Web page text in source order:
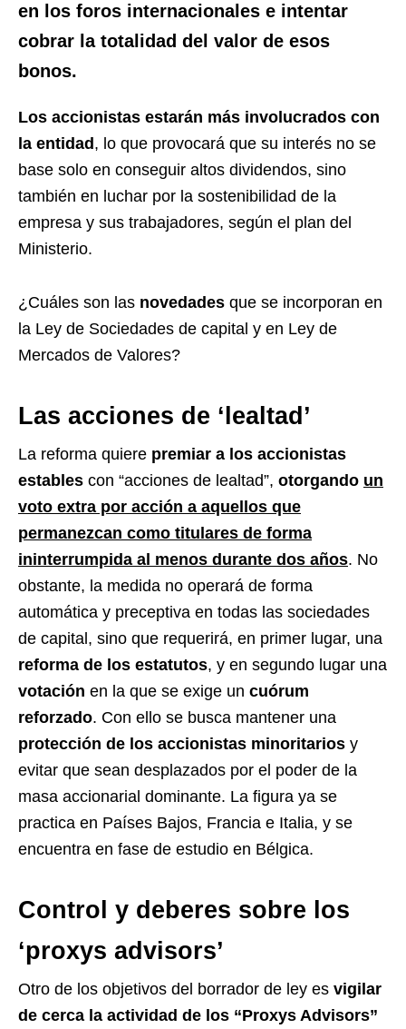
en los foros internacionales e intentar
cobrar la totalidad del valor de esos
bonos.
Los accionistas estarán más involucrados con
la entidad , lo que provocará que su interés no se
base solo en conseguir altos dividendos, sino
también en luchar por la sostenibilidad de la
empresa y sus trabajadores, según el plan del
Ministerio.
¿Cuáles son las novedades que se incorporan en
la Ley de Sociedades de capital y en Ley de
Mercados de Valores?
Las acciones de ‘lealtad’
La reforma quiere premiar a los accionistas
estables con “acciones de lealtad”, otorgando un
voto extra por acción a aquellos que
permanezcan como titulares de forma
ininterrumpida al menos durante dos años. No
obstante, la medida no operará de forma
automática y preceptiva en todas las sociedades
de capital, sino que requerirá, en primer lugar, una
reforma de los estatutos, y en segundo lugar una
votación en la que se exige un cuórum
reforzado. Con ello se busca mantener una
protección de los accionistas minoritarios y
evitar que sean desplazados por el poder de la
masa accionarial dominante. La figura ya se
practica en Países Bajos, Francia e Italia, y se
encuentra en fase de estudio en Bélgica.
Control y deberes sobre los
‘proxys advisors’
Otro de los objetivos del borrador de ley es vigilar
de cerca la actividad de los “Proxys Advisors”